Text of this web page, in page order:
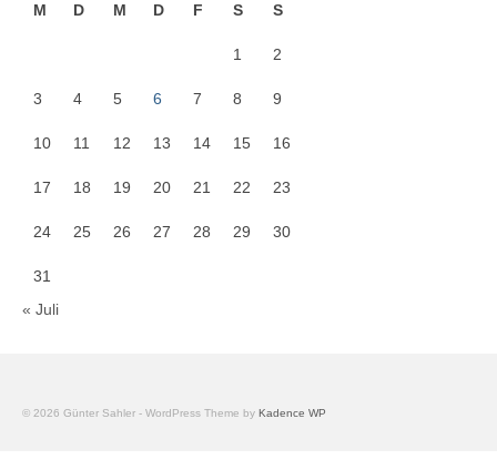
M
D M D F S S
1 2
3 4 5 6 7 8 9
10 11 12 13 14 15 16
17 18 19 20 21 22 23
24 25 26 27 28 29 30
31
« Juli
© 2026 Günter Sahler - WordPress Theme by Kadence WP